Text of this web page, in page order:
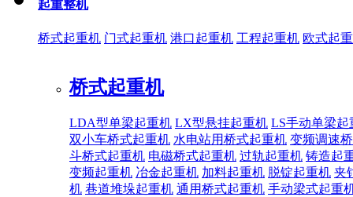
起重整机
桥式起重机 门式起重机 港口起重机 工程起重机 欧式起
桥式起重机
LDA型单梁起重机 LX型悬挂起重机 LS手动单梁起
双小车桥式起重机 水电站用桥式起重机 变频调速
斗桥式起重机 电磁桥式起重机 过轨起重机 铸造起
变频起重机 冶金起重机 加料起重机 脱锭起重机 夹
机 巷道堆垛起重机 通用桥式起重机 手动梁式起重